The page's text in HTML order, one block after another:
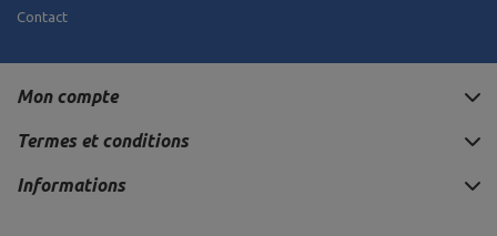
Contact
Mon compte
Termes et conditions
Informations